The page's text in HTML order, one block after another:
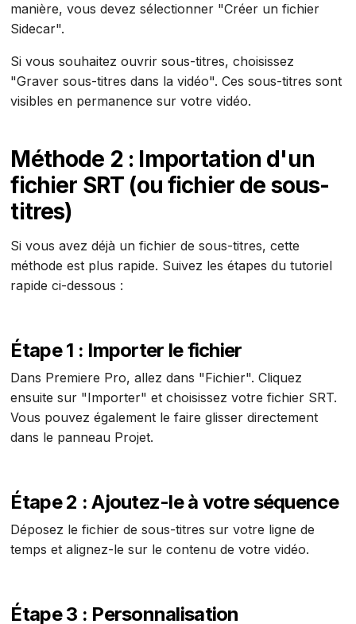
manière, vous devez sélectionner "Créer un fichier
Sidecar".
Si vous souhaitez ouvrir sous-titres, choisissez
"Graver sous-titres dans la vidéo". Ces sous-titres sont
visibles en permanence sur votre vidéo.
Méthode 2 : Importation d'un
fichier SRT (ou fichier de sous-
titres)
Si vous avez déjà un fichier de sous-titres, cette
méthode est plus rapide. Suivez les étapes du tutoriel
rapide ci-dessous :
Étape 1 : Importer le fichier
Dans Premiere Pro, allez dans "Fichier". Cliquez
ensuite sur "Importer" et choisissez votre fichier SRT.
Vous pouvez également le faire glisser directement
dans le panneau Projet.
Étape 2 : Ajoutez-le à votre séquence
Déposez le fichier de sous-titres sur votre ligne de
temps et alignez-le sur le contenu de votre vidéo.
Étape 3 : Personnalisation